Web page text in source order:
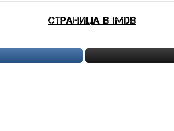
Страница в IMDB